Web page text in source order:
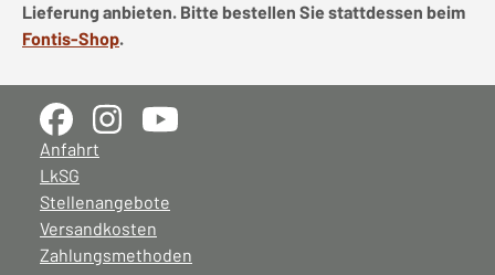
Lieferung anbieten. Bitte bestellen Sie stattdessen beim
Fontis-Shop.
Anfahrt
LkSG
Stellenangebote
Versandkosten
Zahlungsmethoden